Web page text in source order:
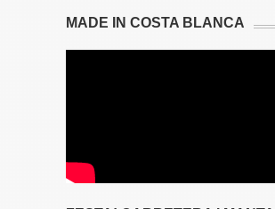
MADE IN COSTA BLANCA